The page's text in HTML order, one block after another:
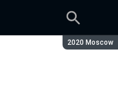
Сезон:
2020 Moscow